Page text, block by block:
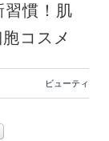
習慣！肌
コスメ
ビューティ